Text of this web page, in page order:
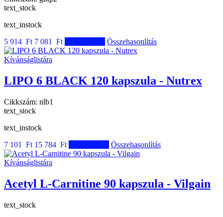
text_stock
text_instock
5 914 Ft 7 081 Ft Összehasonlítás
Kívánságlistára
LIPO 6 BLACK 120 kapszula - Nutrex
Cikkszám: nlb1
text_stock
text_instock
7 101 Ft 15 784 Ft Összehasonlítás
Kívánságlistára
Acetyl L-Carnitine 90 kapszula - Vilgain
text_stock